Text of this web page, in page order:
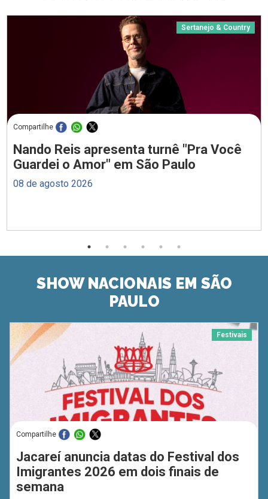
Sertanejo & Country
Compartilhe
Nando Reis apresenta turnê "Pra Você
Guardei o Amor" em São Paulo
08 de agosto 2026
SHOW NACIONAIS EM SÃO
PAULO
Festivais
Compartilhe
Jacareí anuncia datas do Festival dos
Imigrantes 2026 em dois finais de
semana